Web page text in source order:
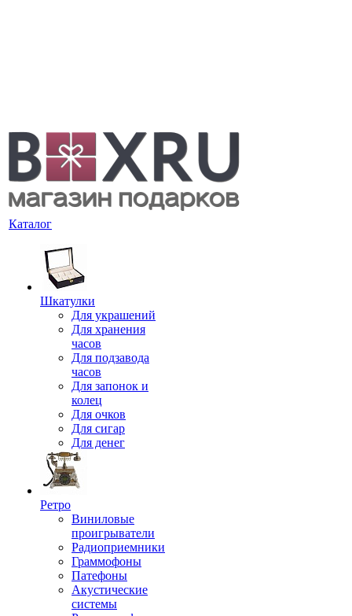
Каталог
Шкатулки
Для украшений
Для хранения
часов
Для подзавода
часов
Для запонок и
колец
Для очков
Для сигар
Для денег
Ретро
Виниловые
проигрыватели
Радиоприемники
Граммофоны
Патефоны
Акустические
системы